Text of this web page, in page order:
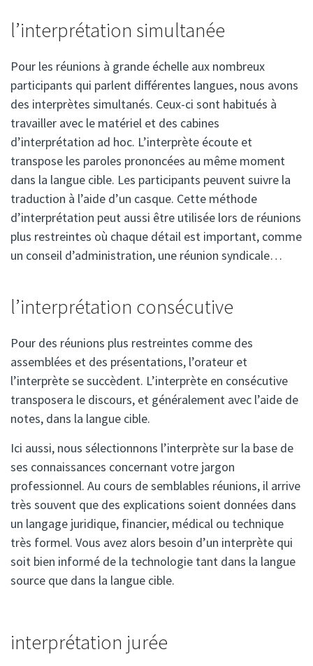
l’interprétation simultanée
Pour les réunions à grande échelle aux nombreux
participants qui parlent différentes langues, nous avons
des interprètes simultanés. Ceux-ci sont habitués à
travailler avec le matériel et des cabines
d’interprétation ad hoc. L’interprète écoute et
transpose les paroles prononcées au même moment
dans la langue cible. Les participants peuvent suivre la
traduction à l’aide d’un casque. Cette méthode
d’interprétation peut aussi être utilisée lors de réunions
plus restreintes où chaque détail est important, comme
un conseil d’administration, une réunion syndicale…
l’interprétation consécutive
Pour des réunions plus restreintes comme des
assemblées et des présentations, l’orateur et
l’interprète se succèdent. L’interprète en consécutive
transposera le discours, et généralement avec l’aide de
notes, dans la langue cible.
Ici aussi, nous sélectionnons l’interprète sur la base de
ses connaissances concernant votre jargon
professionnel. Au cours de semblables réunions, il arrive
très souvent que des explications soient données dans
un langage juridique, financier, médical ou technique
très formel. Vous avez alors besoin d’un interprète qui
soit bien informé de la technologie tant dans la langue
source que dans la langue cible.
interprétation jurée